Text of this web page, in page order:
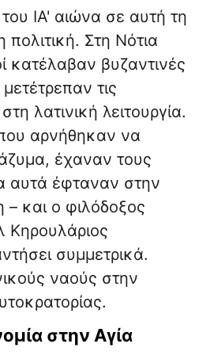
ΙΑ' αιώνα σε αυτή τη
πολιτική. Στη Νότια
κατέλαβαν βυζαντινές
τις
λατινική λειτουργία.
αρνήθηκαν να
έχαναν τους
αυτά έφταναν στην
και ο φιλόδοξος
Κηρουλάριος
συμμετρικά.
ναούς στην
στην Αγία